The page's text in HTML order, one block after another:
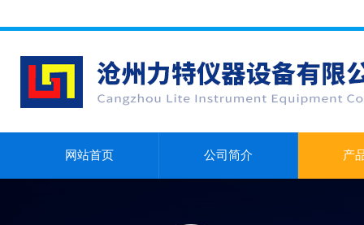
网站首页 公司简介 产